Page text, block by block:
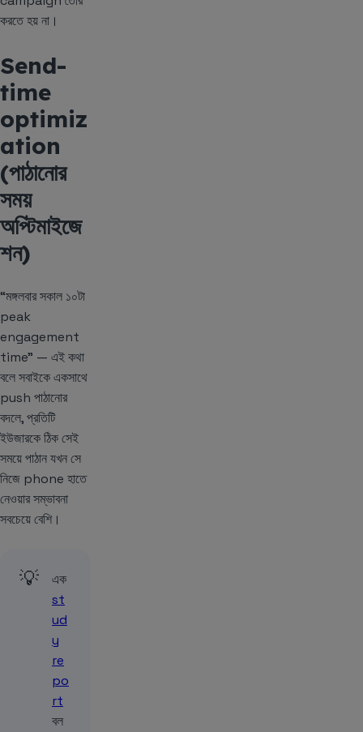
করতে হয় না।
Send-
time
optimiz
ation
(পাঠানোর
সময়
অপ্টিমাইজে
শন)
“মঙ্গলবার সকাল ১০টা
peak
engagement
time” — এই কথা
বলে সবাইকে একসাথে
push পাঠানোর
বদলে, প্রতিটি
ইউজারকে ঠিক সেই
সময়ে পাঠান যখন সে
নিজে phone হাতে
নেওয়ার সম্ভাবনা
সবচেয়ে বেশি।
💡
এক
st
ud
y
re
po
rt
বল